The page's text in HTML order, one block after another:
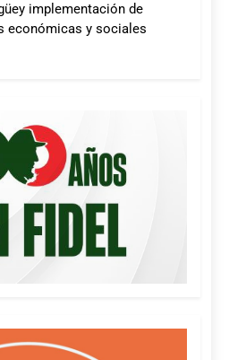
implementación de
económicas y sociales